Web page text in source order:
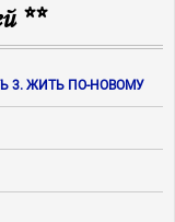
**
3. ЖИТЬ ПО-НОВОМУ